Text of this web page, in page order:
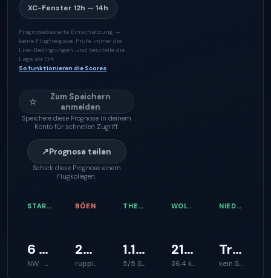
XC-Fenster 12h — 14h
Prognosebasierte Einschätzung —
keine Flugfreigabe. Prüfe immer die
Live-Bedingungen und beurteile die
Lage vor Ort.
So funktionieren die Scores
☆
Zum Speichern
anmelden
Speichere diese Prognose in deinem
Konto für schnellen Zugriff.
↗Prognose teilen
Schick diese Prognose einem
Flugkollegen.
STARTWIND
6 km/h
NW · 297°
BÖEN
25 km/h
ruppiger Start
THERMIKQUALITÄT
1.1 m/s
5/5 Steighilfe
WOLKENBASIS
2191 m
36.4 km
NIEDERSCHLAGSRISIKO
Trocken
kein Signal